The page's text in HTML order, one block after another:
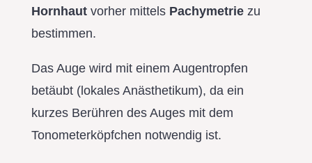
Hornhautvorher mittels Pachymetriezu
bestimmen.
Das Auge wird mit einem Augentropfen
betäubt (lokales Anästhetikum), da ein
kurzes Berühren des Auges mit dem
Tonometerköpfchen notwendig ist.